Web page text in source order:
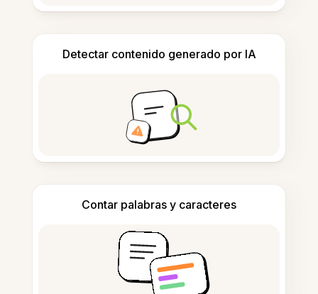
Detectar contenido generado por IA
Contar palabras y caracteres